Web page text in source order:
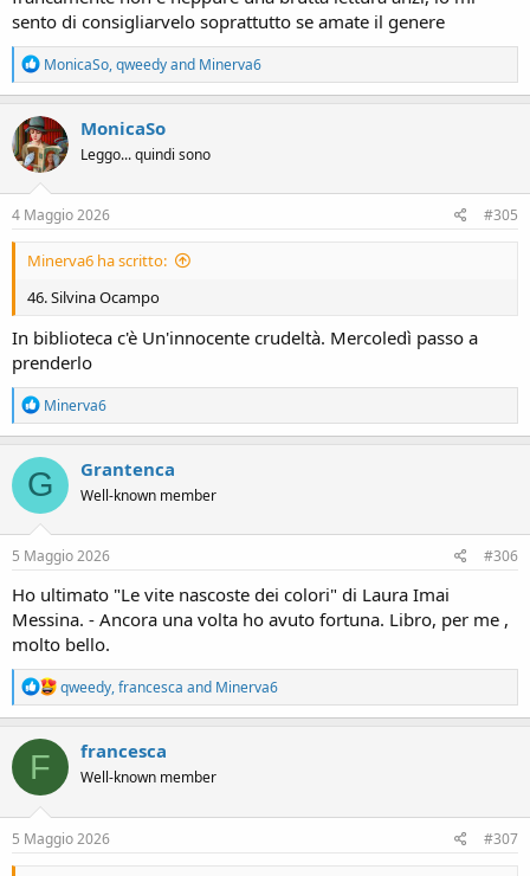
sento di consigliarvelo soprattutto se amate il genere
R
e
a
c
t
i
o
n
s
MonicaSo,qweedyand Minerva6
MonicaSo
Leggo... quindi sono
4 Maggio 2026 #305
Minerva6 ha scritto:
46. Silvina Ocampo
In biblioteca c'è Un'innocente crudeltà. Mercoledì passo a
prenderlo
R
e
a
c
t
i
o
n
s
Minerva6
G Grantenca
Well-known member
5 Maggio 2026 #306
Ho ultimato "Le vite nascoste dei colori" di Laura Imai
Messina. - Ancora una volta ho avuto fortuna. Libro, per me ,
molto bello.
R
e
a
c
n
s
qweedy,francesca and Minerva6
F francesca
Well-known member
5 Maggio 2026 #307